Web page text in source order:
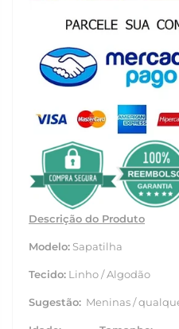
Descrição do Produto
Modelo: Sapatilha
Tecido: Linho / Algodão
Sugestão: Meninas /